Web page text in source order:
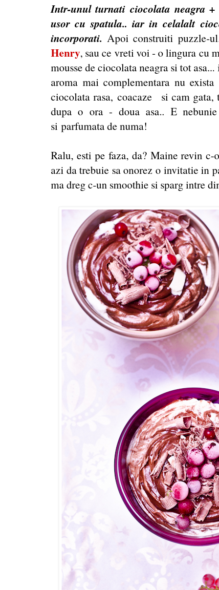
Intr-unul turnati ciocolata neagra
usor cu spatula.. iar in celalalt
incorporati. Apoi construiti puzzle-
Henry, sau ce vreti voi - o lingura cu
mousse de ciocolata neagra si tot
aroma mai complementara nu
ciocolata rasa, coacaze si cam
dupa o ora - doua asa.. E
si parfumata de numa!
Ralu, esti pe faza, da? Maine revin
azi da trebuie sa onorez o invitatie in
ma dreg c-un smoothie si sparg intre